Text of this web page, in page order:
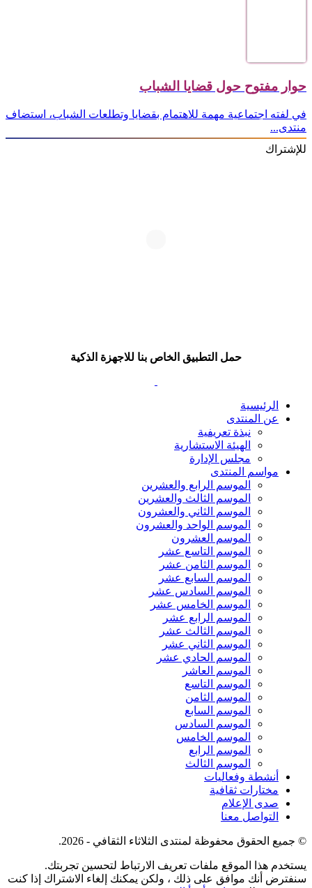
حوار مفتوح حول قضايا الشباب
في لفته اجتماعية مهمة للاهتمام بقضايا وتطلعات الشباب، استضاف
منتدى...
للإشتراك
حمل التطبيق الخاص بنا للاجهزة الذكية
الرئيسية
عن المنتدى
نبذة تعريفية
الهيئة الاستشارية
مجلس الإدارة
مواسم المنتدى
الموسم الرابع والعشرين
الموسم الثالث والعشرين
الموسم الثاني والعشرون
الموسم الواحد والعشرون
الموسم العشرون
الموسم التاسع عشر
الموسم الثامن عشر
الموسم السابع عشر
الموسم السادس عشر
الموسم الخامس عشر
الموسم الرابع عشر
الموسم الثالث عشر
الموسم الثاني عشر
الموسم الحادي عشر
الموسم العاشر
الموسم التاسع
الموسم الثامن
الموسم السابع
الموسم السادس
الموسم الخامس
الموسم الرابع
الموسم الثالث
أنشطة وفعاليات
مختارات ثقافية
صدى الإعلام
التواصل معنا
© جميع الحقوق محفوظة لمنتدى الثلاثاء الثقافي - 2026.
يستخدم هذا الموقع ملفات تعريف الارتباط لتحسين تجربتك.
سنفترض أنك موافق على ذلك ، ولكن يمكنك إلغاء الاشتراك إذا كنت